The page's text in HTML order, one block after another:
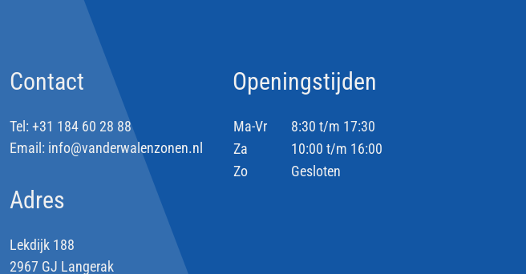
Contact
Tel: +31 184 60 28 88
Email: info@vanderwalenzonen.nl
Openingstijden
Ma-Vr
8:30 t/m 17:30
Za
10:00 t/m 16:00
Zo
Gesloten
Adres
Lekdijk 188
2967 GJ Langerak